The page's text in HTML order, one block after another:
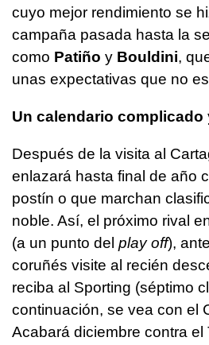
cuyo mejor rendimiento se
campaña pasada hasta la
como Patiño y Bouldini,
unas expectativas que no
Un calendario complicado
Después de la visita al
enlazará hasta final de año
postín o que marchan
noble. Así, el próximo rival
(a un punto del play off),
coruñés visite al recién
reciba al Sporting (séptimo
continuación, se vea con el
Acabará diciembre contra el